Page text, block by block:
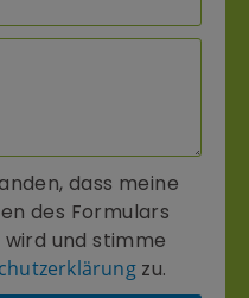
dass meine
des Formulars
und stimme
zu.